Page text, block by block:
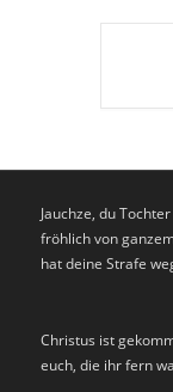
Jauchze, du
fröhlich von
hat deine Strafe
Christus ist
euch, die ihr fern